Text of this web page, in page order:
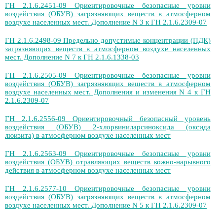
ГН 2.1.6.2451-09 Ориентировочные безопасные уровни
воздействия (ОБУВ) загрязняющих веществ в атмосферном
воздухе населенных мест. Дополнение N 3 к ГН 2.1.6.2309-07
ГН 2.1.6.2498-09 Предельно допустимые концентрации (ПДК)
загрязняющих веществ в атмосферном воздухе населенных
мест. Дополнение N 7 к ГН 2.1.6.1338-03
ГН 2.1.6.2505-09 Ориентировочные безопасные уровни
воздействия (ОБУВ) загрязняющих веществ в атмосферном
воздухе населенных мест. Дополнения и изменения N 4 к ГН
2.1.6.2309-07
ГН 2.1.6.2556-09 Ориентировочный безопасный уровень
воздействия (ОБУВ) 2-хлорвиниларсиноксида (оксида
люизита) в атмосферном воздухе населенных мест
ГН 2.1.6.2563-09 Ориентировочные безопасные уровни
воздействия (ОБУВ) отравляющих веществ кожно-нарывного
действия в атмосферном воздухе населенных мест
ГН 2.1.6.2577-10 Ориентировочные безопасные уровни
воздействия (ОБУВ) загрязняющих веществ в атмосферном
воздухе населенных мест. Дополнение N 5 к ГН 2.1.6.2309-07